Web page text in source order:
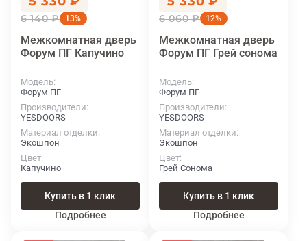
6 140 ₽ 13%
Межкомнатная дверь
Форум ПГ Капучино
Модель
Форум ПГ
Производители
YESDOORS
Материал отделки
Экошпон
Цвет
Капучино
Купить в 1 клик
Подробнее
6 060 ₽ 12%
Межкомнатная дверь
Форум ПГ Грей сонома
Модель
Форум ПГ
Производители
YESDOORS
Материал отделки
Экошпон
Цвет
Грей Сонома
Купить в 1 клик
Подробнее